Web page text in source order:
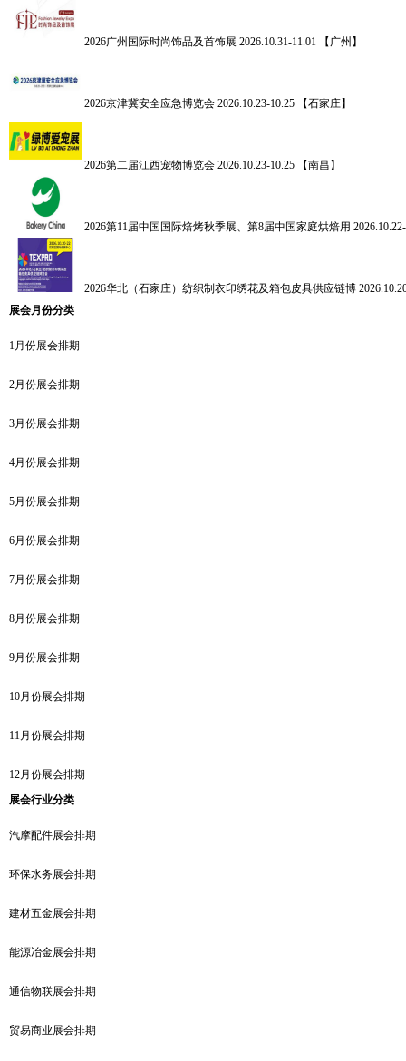
2026广州国际时尚饰品及首饰展 2026.10.31-11.01 【广州】
2026京津冀安全应急博览会 2026.10.23-10.25 【石家庄】
2026第二届江西宠物博览会 2026.10.23-10.25 【南昌】
2026第11届中国国际焙烤秋季展、第8届中国家庭烘焙用
2026华北（石家庄）纺织制衣印绣花及箱包皮具供应链博
展会月份分类
1月份展会排期
2月份展会排期
3月份展会排期
4月份展会排期
5月份展会排期
6月份展会排期
7月份展会排期
8月份展会排期
9月份展会排期
10月份展会排期
11月份展会排期
12月份展会排期
展会行业分类
汽摩配件展会排期
环保水务展会排期
建材五金展会排期
能源冶金展会排期
通信物联展会排期
贸易商业展会排期